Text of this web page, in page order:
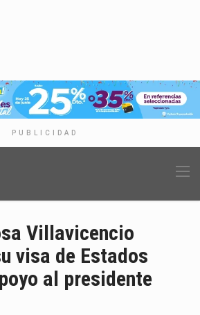
PUBLICIDAD
Villavicencio
visa de Estados
al presidente